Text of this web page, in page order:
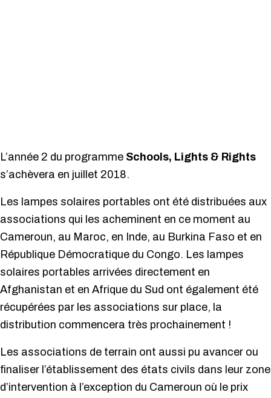
L’année 2 du programme Schools, Lights & Rights
s’achèvera en juillet 2018.
Les lampes solaires portables ont été distribuées aux
associations qui les acheminent en ce moment au
Cameroun, au Maroc, en Inde, au Burkina Faso et en
République Démocratique du Congo. Les lampes
solaires portables arrivées directement en
Afghanistan et en Afrique du Sud ont également été
récupérées par les associations sur place, la
distribution commencera très prochainement !
Les associations de terrain ont aussi pu avancer ou
finaliser l’établissement des états civils dans leur zone
d’intervention à l’exception du Cameroun où le prix